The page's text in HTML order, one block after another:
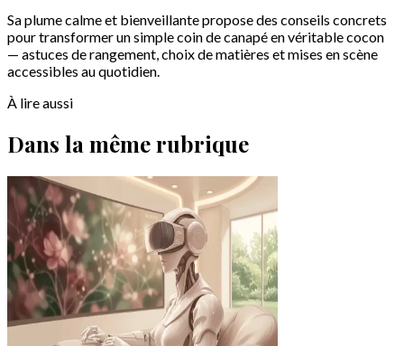
Sa plume calme et bienveillante propose des conseils concrets
pour transformer un simple coin de canapé en véritable cocon
— astuces de rangement, choix de matières et mises en scène
accessibles au quotidien.
À lire aussi
Dans la même rubrique